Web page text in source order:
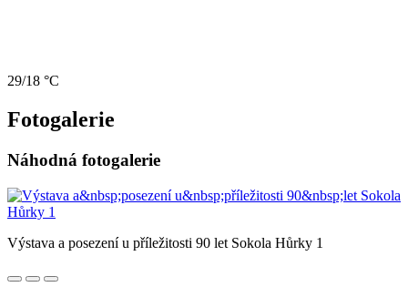
29/18 °C
Fotogalerie
Náhodná fotogalerie
Výstava a posezení u příležitosti 90 let Sokola Hůrky 1